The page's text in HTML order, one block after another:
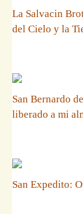
La Salvacin
del Cielo y la
San Bernardo
liberado a mi
San Expedito: